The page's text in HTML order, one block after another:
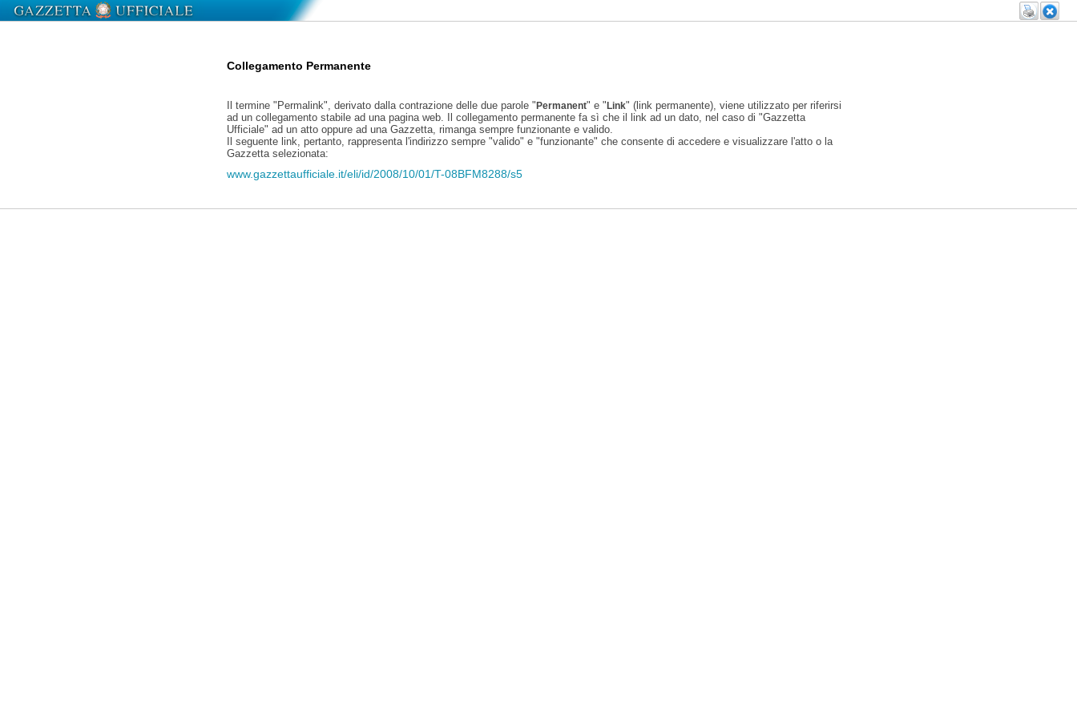
Collegamento Permanente
Il termine "Permalink", derivato dalla contrazione delle due parole "Permanent" e "Link" (link permanente), viene utilizzato per riferirsi
ad un collegamento stabile ad una pagina web. Il collegamento permanente fa sì che il link ad un dato, nel caso di "Gazzetta
Ufficiale" ad un atto oppure ad una Gazzetta, rimanga sempre funzionante e valido.
Il seguente link, pertanto, rappresenta l'indirizzo sempre "valido" e "funzionante" che consente di accedere e visualizzare l'atto o la
Gazzetta selezionata:
www.gazzettaufficiale.it/eli/id/2008/10/01/T-08BFM8288/s5